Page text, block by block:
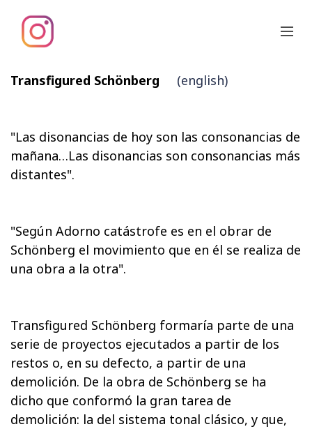
Transfigured Schönberg (english)
"Las disonancias de hoy son las consonancias de
mañana…Las disonancias son consonancias más
distantes".
"Según Adorno catástrofe es en el obrar de
Schönberg el movimiento que en él se realiza de
una obra a la otra".
Transfigured Schönberg formaría parte de una
serie de proyectos ejecutados a partir de los
restos o, en su defecto, a partir de una
demolición. De la obra de Schönberg se ha
dicho que conformó la gran tarea de
demolición: la del sistema tonal clásico, y que,